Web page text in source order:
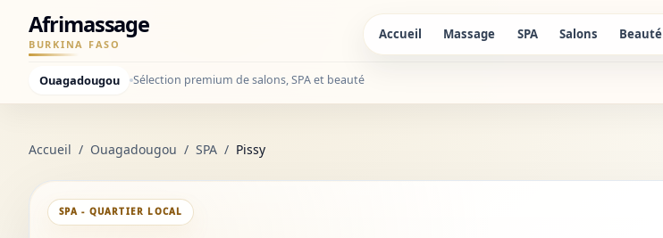
Afrimassage
BURKINA FASO
Accueil Massage SPA Salons Beauté
Ouagadougou Sélection premium de salons, SPA et beauté
Accueil / Ouagadougou / SPA / Pissy
SPA - QUARTIER LOCAL